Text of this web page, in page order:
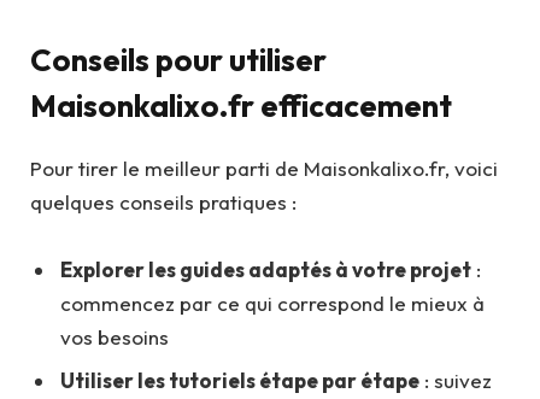
Conseils pour utiliser
Maisonkalixo.fr efficacement
Pour tirer le meilleur parti de Maisonkalixo.fr, voici
quelques conseils pratiques :
Explorer les guides adaptés à votre projet :
commencez par ce qui correspond le mieux à
vos besoins
Utiliser les tutoriels étape par étape : suivez